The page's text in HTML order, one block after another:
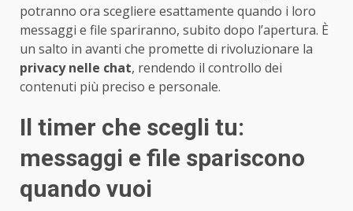
potranno ora scegliere esattamente quando i loro
messaggi e file spariranno, subito dopo l’apertura. È
un salto in avanti che promette di rivoluzionare la
privacy nelle chat, rendendo il controllo dei
contenuti più preciso e personale.
Il timer che scegli tu:
messaggi e file spariscono
quando vuoi